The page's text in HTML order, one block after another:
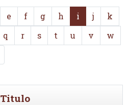
e f g h i j
k
q r s t u v
w
Titulo